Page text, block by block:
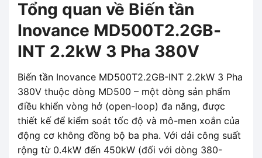
Tổng quan về Biến tần
Inovance MD500T2.2GB-
INT 2.2kW 3 Pha 380V
Biến tần Inovance MD500T2.2GB-INT 2.2kW 3 Pha
380V thuộc dòng MD500 – một dòng sản phẩm
điều khiển vòng hở (open-loop) đa năng, được
thiết kế để kiểm soát tốc độ và mô-men xoắn của
động cơ không đồng bộ ba pha. Với dải công suất
rộng từ 0.4kW đến 450kW (đối với dòng 380-